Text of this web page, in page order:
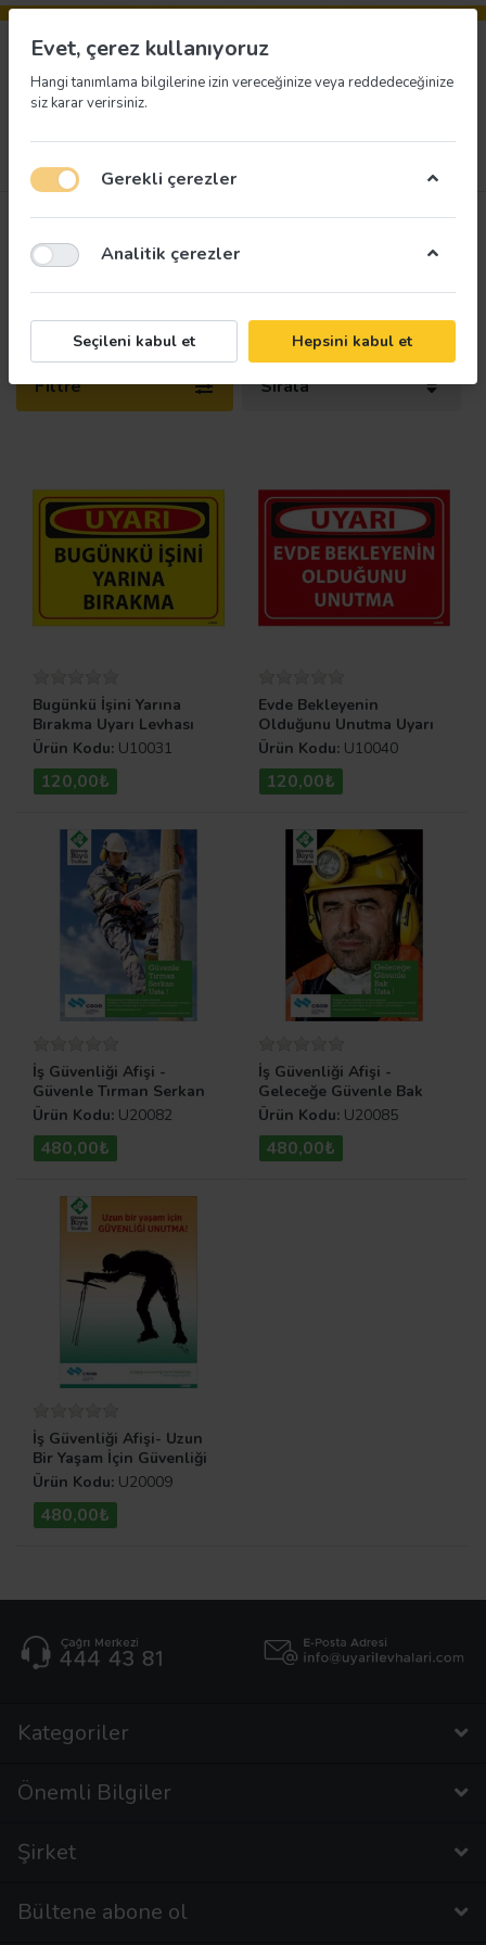
üründen arası
Motivasyon Uyarı Levhaları
Filtre Sırala
Bugünkü İşini Yarına
Bırakma Uyarı Levhası
Ürün Kodu: U10031
120,00₺
Evde Bekleyenin
Olduğunu Unutma Uyarı
Levhası
Ürün Kodu: U10040
120,00₺
İş Güvenliği Afişi -
Güvenle Tırman Serkan
Usta
Ürün Kodu: U20082
480,00₺
İş Güvenliği Afişi -
Geleceğe Güvenle Bak
Usta
Ürün Kodu: U20085
480,00₺
İş Güvenliği Afişi- Uzun
Bir Yaşam İçin Güvenliği
Unutma
Ürün Kodu: U20009
480,00₺
Kategoriler
Önemli Bilgiler
Şirket
Bültene abone ol
Evet, çerez kullanıyoruz
Hangi tanımlama bilgilerine izin vereceğinize veya reddedeceğinize
siz karar verirsiniz.
Gerekli çerezler
Analitik çerezler
Seçileni kabul et Hepsini kabul et